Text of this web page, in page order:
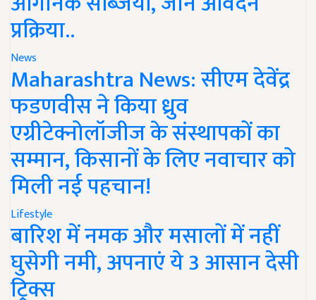
प्रक्रिया..
News
Maharashtra News: सीएम देवेंद्र
फडणवीस ने किया ध्रुव
एग्रीटेक्नोलॉजीज के संस्थापकों का
सम्मान, किसानों के लिए नवाचार को
मिली नई पहचान!
Lifestyle
बारिश में नमक और मसालों में नहीं
घुसेगी नमी, अपनाएं ये 3 आसान देसी
ट्रिक्स